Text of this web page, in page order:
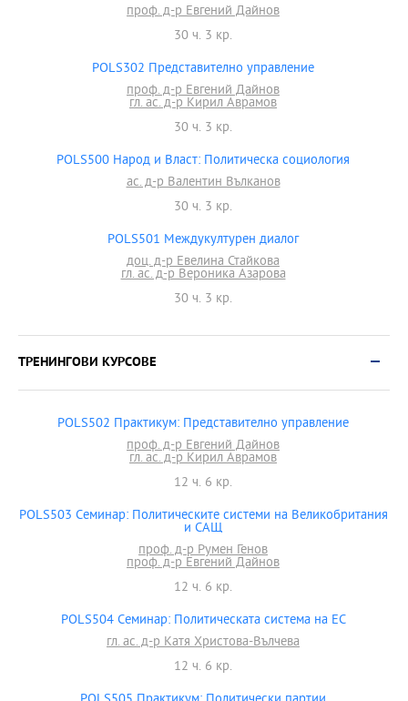
проф. д-р Евгений Дайнов
30 ч. 3 кр.
POLS302 Представително управление
проф. д-р Евгений Дайнов
гл. ас. д-р Кирил Аврамов
30 ч. 3 кр.
POLS500 Народ и Власт: Политическа социология
ас. д-р Валентин Вълканов
30 ч. 3 кр.
POLS501 Междукултурен диалог
доц. д-р Евелина Стайкова
гл. ас. д-р Вероника Азарова
30 ч. 3 кр.
ТРЕНИНГОВИ КУРСОВЕ
POLS502 Практикум: Представително управление
проф. д-р Евгений Дайнов
гл. ас. д-р Кирил Аврамов
12 ч. 6 кр.
POLS503 Семинар: Политическите системи на Великобритания
и САЩ
проф. д-р Румен Генов
проф. д-р Евгений Дайнов
12 ч. 6 кр.
POLS504 Семинар: Политическата система на ЕС
гл. ас. д-р Катя Христова-Вълчева
12 ч. 6 кр.